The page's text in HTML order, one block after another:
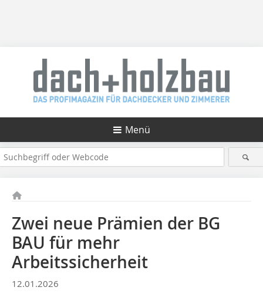
Menü
Zwei neue Prämien der BG
BAU für mehr
Arbeitssicherheit
12.01.2026